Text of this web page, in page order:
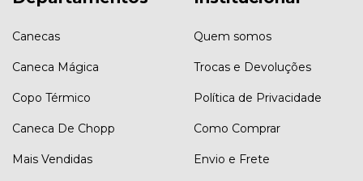
Canecas
Caneca Mágica
Copo Térmico
Caneca De Chopp
Mais Vendidas
Quem somos
Trocas e Devoluções
Política de Privacidade
Como Comprar
Envio e Frete